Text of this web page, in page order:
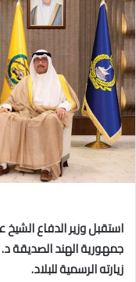
استقبل وزير الدفاع الشيخ
جمهورية الهند الصديقة
زيارته الرسمية للبلاد.